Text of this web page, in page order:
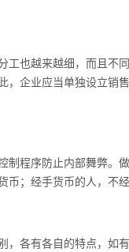
工也越来越细，而且不
企业应当单独设立销
程序防止内部舞弊。
；经手货币的人，不
各有各自的特点，如